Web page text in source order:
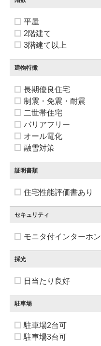
平屋
2階建て
3階建て以上
建物特徴
長期優良住宅
制震・免震・耐震
二世帯住宅
バリアフリー
オール電化
融雪対策
証明書類
住宅性能評価書あり
セキュリティ
モニタ付インターホン
採光
日当たり良好
駐車場
駐車場2台可
駐車場3台可